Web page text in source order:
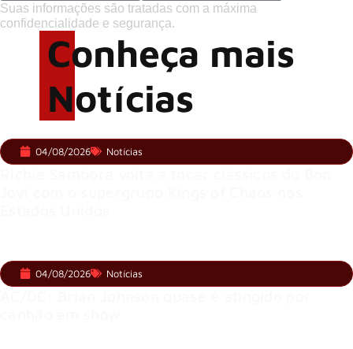
Suas informações são tratadas com a máxima
confidencialidade e segurança.
Conheça mais
Notícias
04/08/2026 Notícias
04/08/2026 Notícias